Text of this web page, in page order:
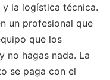
la logística técnica.
un profesional que
que los
no hagas nada. La
se paga con el